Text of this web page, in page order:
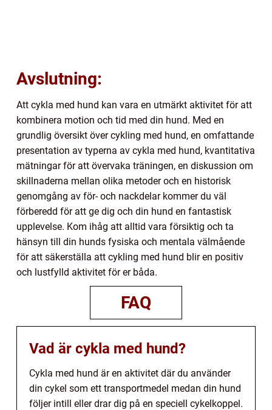
Avslutning:
Att cykla med hund kan vara en utmärkt aktivitet för att
kombinera motion och tid med din hund. Med en
grundlig översikt över cykling med hund, en omfattande
presentation av typerna av cykla med hund, kvantitativa
mätningar för att övervaka träningen, en diskussion om
skillnaderna mellan olika metoder och en historisk
genomgång av för- och nackdelar kommer du väl
förberedd för att ge dig och din hund en fantastisk
upplevelse. Kom ihåg att alltid vara försiktig och ta
hänsyn till din hunds fysiska och mentala välmående
för att säkerställa att cykling med hund blir en positiv
och lustfylld aktivitet för er båda.
FAQ
Vad är cykla med hund?
Cykla med hund är en aktivitet där du använder
din cykel som ett transportmedel medan din hund
följer intill eller drar dig på en speciell cykelkoppel.